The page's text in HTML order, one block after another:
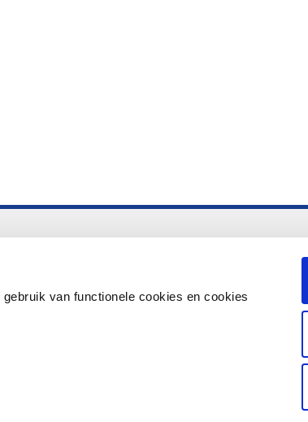
van functionele cookies en cookies